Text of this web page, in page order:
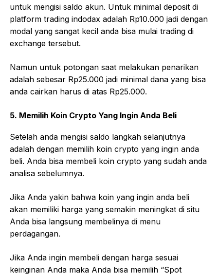
untuk mengisi saldo akun. Untuk minimal deposit di
platform trading indodax adalah Rp10.000 jadi dengan
modal yang sangat kecil anda bisa mulai trading di
exchange tersebut.
Namun untuk potongan saat melakukan penarikan
adalah sebesar Rp25.000 jadi minimal dana yang bisa
anda cairkan harus di atas Rp25.000.
5. Memilih Koin Crypto Yang Ingin Anda Beli
Setelah anda mengisi saldo langkah selanjutnya
adalah dengan memilih koin crypto yang ingin anda
beli. Anda bisa membeli koin crypto yang sudah anda
analisa sebelumnya.
Jika Anda yakin bahwa koin yang ingin anda beli
akan memiliki harga yang semakin meningkat di situ
Anda bisa langsung membelinya di menu
perdagangan.
Jika Anda ingin membeli dengan harga sesuai
keinginan Anda maka Anda bisa memilih “Spot